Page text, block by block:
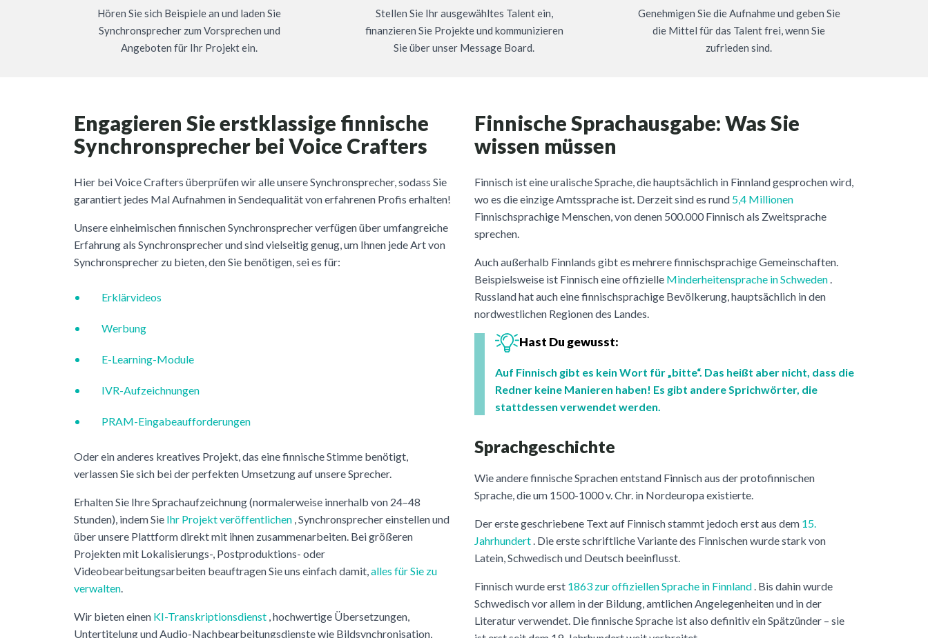
Hören Sie sich Beispiele an und laden Sie
Synchronsprecher zum Vorsprechen und
Angeboten für Ihr Projekt ein.
Stellen Sie Ihr ausgewähltes Talent ein,
finanzieren Sie Projekte und kommunizieren
Sie über unser Message Board.
Genehmigen Sie die Aufnahme und geben Sie
die Mittel für das Talent frei, wenn Sie
zufrieden sind.
Engagieren Sie erstklassige finnische
Synchronsprecher bei Voice Crafters
Hier bei Voice Crafters überprüfen wir alle unsere Synchronsprecher, sodass Sie
garantiert jedes Mal Aufnahmen in Sendequalität von erfahrenen Profis erhalten!
Unsere einheimischen finnischen Synchronsprecher verfügen über umfangreiche
Erfahrung als Synchronsprecher und sind vielseitig genug, um Ihnen jede Art von
Synchronsprecher zu bieten, den Sie benötigen, sei es für:
Erklärvideos
Werbung
E-Learning-Module
IVR-Aufzeichnungen
PRAM-Eingabeaufforderungen
Oder ein anderes kreatives Projekt, das eine finnische Stimme benötigt,
verlassen Sie sich bei der perfekten Umsetzung auf unsere Sprecher.
Erhalten Sie Ihre Sprachaufzeichnung (normalerweise innerhalb von 24–48
Stunden), indem Sie Ihr Projekt veröffentlichen , Synchronsprecher einstellen und
über unsere Plattform direkt mit ihnen zusammenarbeiten. Bei größeren
Projekten mit Lokalisierungs-, Postproduktions- oder
Videobearbeitungsarbeiten beauftragen Sie uns einfach damit, alles für Sie zu
verwalten
Wir bieten einen KI-Transkriptionsdienst , hochwertige Übersetzungen,
Untertitelung und Audio-Nachbearbeitungsdienste wie Bildsynchronisation,
Finnische Sprachausgabe: Was Sie
wissen müssen
Finnisch ist eine uralische Sprache, die hauptsächlich in Finnland gesprochen wird,
wo es die einzige Amtssprache ist. Derzeit sind es rund 5,4 Millionen
Finnischsprachige Menschen, von denen 500.000 Finnisch als Zweitsprache
sprechen.
Auch außerhalb Finnlands gibt es mehrere finnischsprachige Gemeinschaften.
Beispielsweise ist Finnisch eine offizielle Minderheitensprache in Schweden
Russland hat auch eine finnischsprachige Bevölkerung, hauptsächlich in den
nordwestlichen Regionen des Landes.
Hast Du gewusst:
Auf Finnisch gibt es kein Wort für „bitte“. Das heißt aber nicht, dass die
Redner keine Manieren haben! Es gibt andere Sprichwörter, die
stattdessen verwendet werden.
Sprachgeschichte
Wie andere finnische Sprachen entstand Finnisch aus der protofinnischen
Sprache, die um 1500-1000 v. Chr. in Nordeuropa existierte.
Der erste geschriebene Text auf Finnisch stammt jedoch erst aus dem 15.
Jahrhundert . Die erste schriftliche Variante des Finnischen wurde stark von
Latein, Schwedisch und Deutsch beeinflusst.
Finnisch wurde erst 1863 zur offiziellen Sprache in Finnland . Bis dahin wurde
Schwedisch vor allem in der Bildung, amtlichen Angelegenheiten und in der
Literatur verwendet. Die finnische Sprache ist also definitiv ein Spätzünder – sie